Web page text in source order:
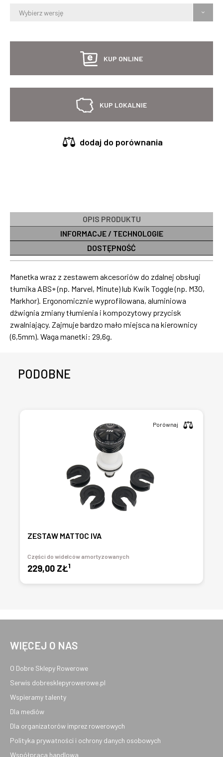
Wybierz wersję
KUP ONLINE
KUP LOKALNIE
dodaj do porównania
OPIS PRODUKTU
INFORMACJE / TECHNOLOGIE
DOSTĘPNOŚĆ
Manetka wraz z zestawem akcesoriów do zdalnej obsługi
tłumika ABS+ (np. Marvel, Minute) lub Kwik Toggle (np. M30,
Markhor). Ergonomicznie wyprofilowana, aluminiowa
dźwignia zmiany tłumienia i kompozytowy przycisk
zwalniający. Zajmuje bardzo mało miejsca na kierownicy
(6,5mm). Waga manetki: 29,6g.
PODOBNE
ZESTAW MATTOC IVA
Części do widelców amortyzowanych
229,00 ZŁ1
Porównaj
WIĘCEJ O NAS
O Dobre Sklepy Rowerowe
Serwis dobresklepyrowerowe.pl
Wspieramy talenty
Dla mediów
Dla organizatorów imprez rowerowych
Polityka prywatności i ochrony danych osobowych
Współpraca handlowa